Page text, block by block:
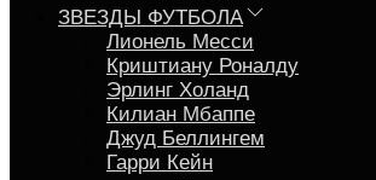
ЗВЕЗДЫ ФУТБОЛА
Лионель Месси
Криштиану Роналду
Эрлинг Холанд
Килиан Мбаппе
Джуд Беллингем
Гарри Кейн